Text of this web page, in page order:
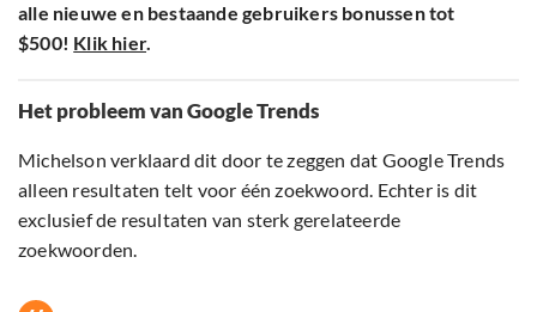
alle nieuwe en bestaande gebruikers bonussen tot
$500! Klik hier.
Het probleem van Google Trends
Michelson verklaard dit door te zeggen dat Google Trends
alleen resultaten telt voor één zoekwoord. Echter is dit
exclusief de resultaten van sterk gerelateerde
zoekwoorden.